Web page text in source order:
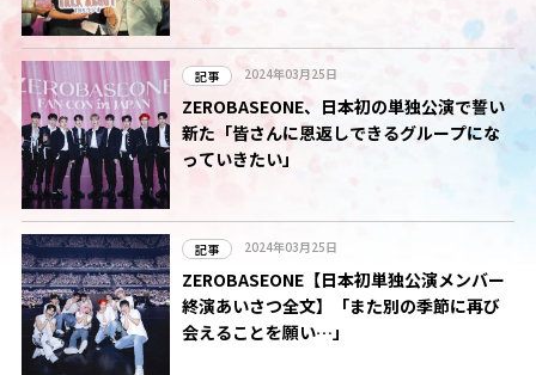
記事 2024年03月25日
ZEROBASEONE、日本初の単独公演で誓い
新た「皆さんに恩返しできるグループにな
っていきたい」
記事 2024年03月25日
ZEROBASEONE【日本初単独公演メンバー
終演あいさつ全文】「また別の季節に再び
会えることを願い…」